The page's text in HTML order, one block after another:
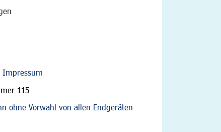
Impressum
115
ohne Vorwahl von allen Endgeräten